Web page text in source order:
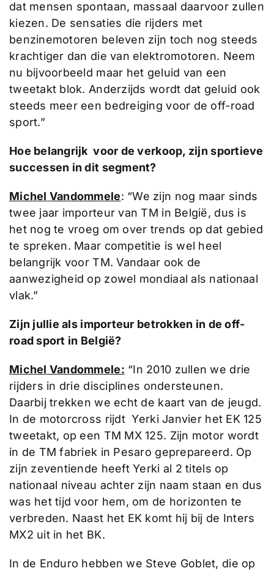
dat mensen spontaan, massaal daarvoor zullen
kiezen. De sensaties die rijders met
benzinemotoren beleven zijn toch nog steeds
krachtiger dan die van elektromotoren. Neem
nu bijvoorbeeld maar het geluid van een
tweetakt blok. Anderzijds wordt dat geluid ook
steeds meer een bedreiging voor de off-road
sport.”
Hoe belangrijk voor de verkoop, zijn sportieve
successen in dit segment?
Michel Vandommele: “We zijn nog maar sinds
twee jaar importeur van TM in België, dus is
het nog te vroeg om over trends op dat gebied
te spreken. Maar competitie is wel heel
belangrijk voor TM. Vandaar ook de
aanwezigheid op zowel mondiaal als nationaal
vlak.”
Zijn jullie als importeur betrokken in de off-
road sport in België?
Michel Vandommele: “In 2010 zullen we drie
rijders in drie disciplines ondersteunen.
Daarbij trekken we echt de kaart van de jeugd.
In de motorcross rijdt Yerki Janvier het EK 125
tweetakt, op een TM MX 125. Zijn motor wordt
in de TM fabriek in Pesaro geprepareerd. Op
zijn zeventiende heeft Yerki al 2 titels op
nationaal niveau achter zijn naam staan en dus
was het tijd voor hem, om de horizonten te
verbreden. Naast het EK komt hij bij de Inters
MX2 uit in het BK.
In de Enduro hebben we Steve Goblet, die op